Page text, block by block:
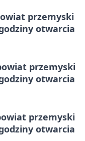
przemyski
otwarcia
przemyski
otwarcia
przemyski
otwarcia